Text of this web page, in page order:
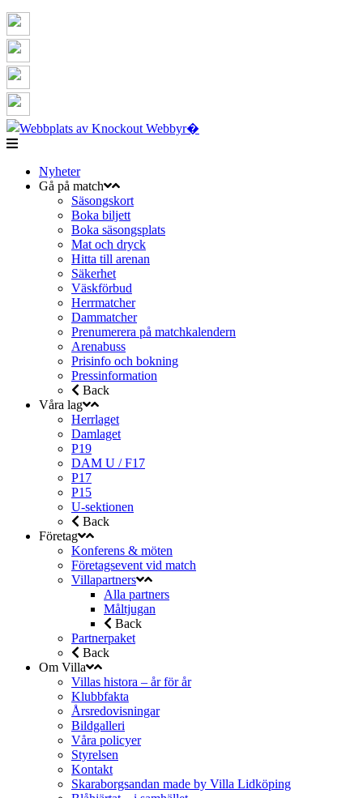
Nyheter
Gå på match
Säsongskort
Boka biljett
Boka säsongsplats
Mat och dryck
Hitta till arenan
Säkerhet
Väskförbud
Herrmatcher
Dammatcher
Prenumerera på matchkalendern
Arenabuss
Prisinfo och bokning
Pressinformation
Back
Våra lag
Herrlaget
Damlaget
P19
DAM U / F17
P17
P15
U-sektionen
Back
Företag
Konferens & möten
Företagsevent vid match
Villapartners
Alla partners
Måltjugan
Back
Partnerpaket
Back
Om Villa
Villas histora – år för år
Klubbfakta
Årsredovisningar
Bildgalleri
Våra policyer
Styrelsen
Kontakt
Skaraborgsandan made by Villa Lidköping